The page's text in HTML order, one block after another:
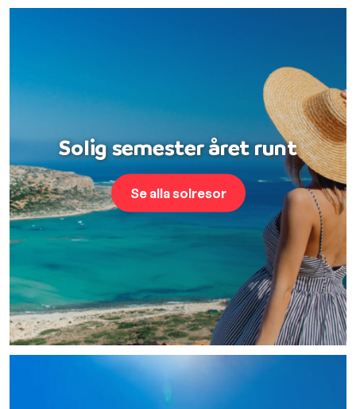
Solig semester året runt
Se alla solresor